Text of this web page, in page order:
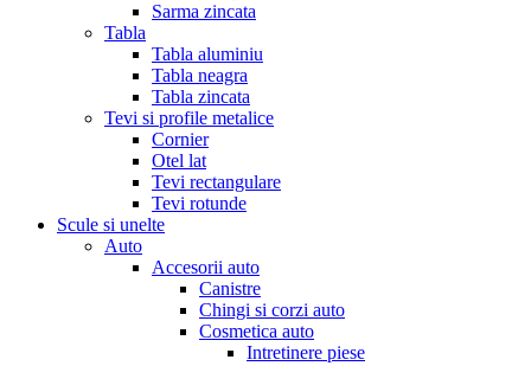
Sarma zincata
Tabla
Tabla aluminiu
Tabla neagra
Tabla zincata
Tevi si profile metalice
Cornier
Otel lat
Tevi rectangulare
Tevi rotunde
Scule si unelte
Auto
Accesorii auto
Canistre
Chingi si corzi auto
Cosmetica auto
Intretinere piese